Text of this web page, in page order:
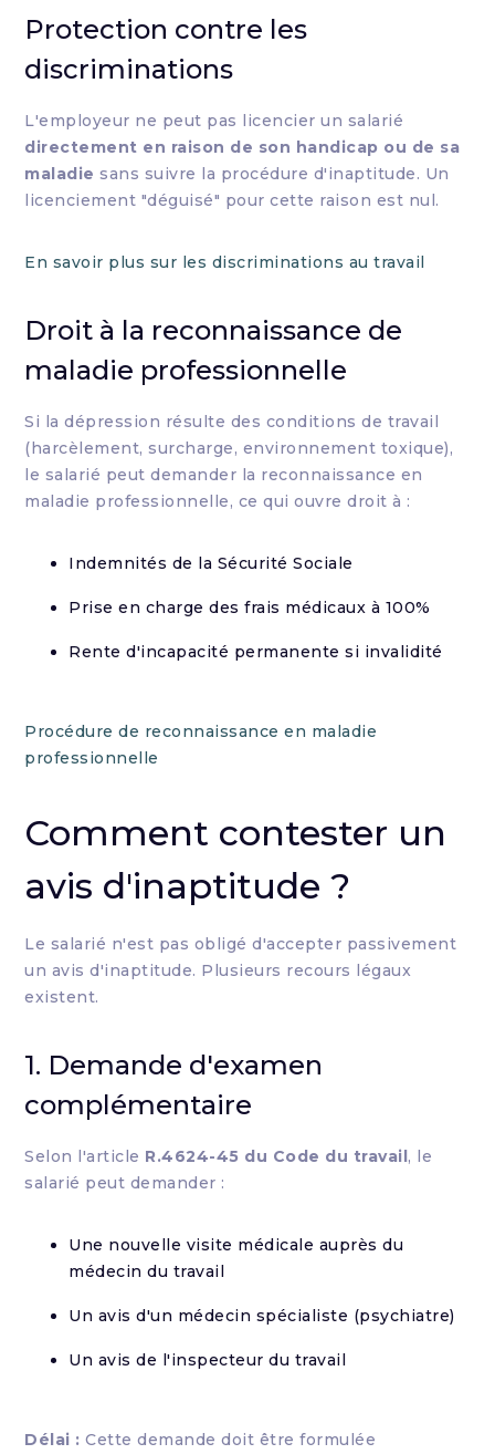
Protection contre les
discriminations
L'employeur ne peut pas licencier un salarié
directement en raison de son handicap ou de sa
maladie sans suivre la procédure d'inaptitude. Un
licenciement "déguisé" pour cette raison est nul.
En savoir plus sur les discriminations au travail
Droit à la reconnaissance de
maladie professionnelle
Si la dépression résulte des conditions de travail
(harcèlement, surcharge, environnement toxique),
le salarié peut demander la reconnaissance en
maladie professionnelle, ce qui ouvre droit à :
Indemnités de la Sécurité Sociale
Prise en charge des frais médicaux à 100%
Rente d'incapacité permanente si invalidité
Procédure de reconnaissance en maladie
professionnelle
Comment contester un
avis d'inaptitude ?
Le salarié n'est pas obligé d'accepter passivement
un avis d'inaptitude. Plusieurs recours légaux
existent.
1. Demande d'examen
complémentaire
Selon l'article R.4624-45 du Code du travail, le
salarié peut demander :
Une nouvelle visite médicale auprès du
médecin du travail
Un avis d'un médecin spécialiste (psychiatre)
Un avis de l'inspecteur du travail
Délai : Cette demande doit être formulée